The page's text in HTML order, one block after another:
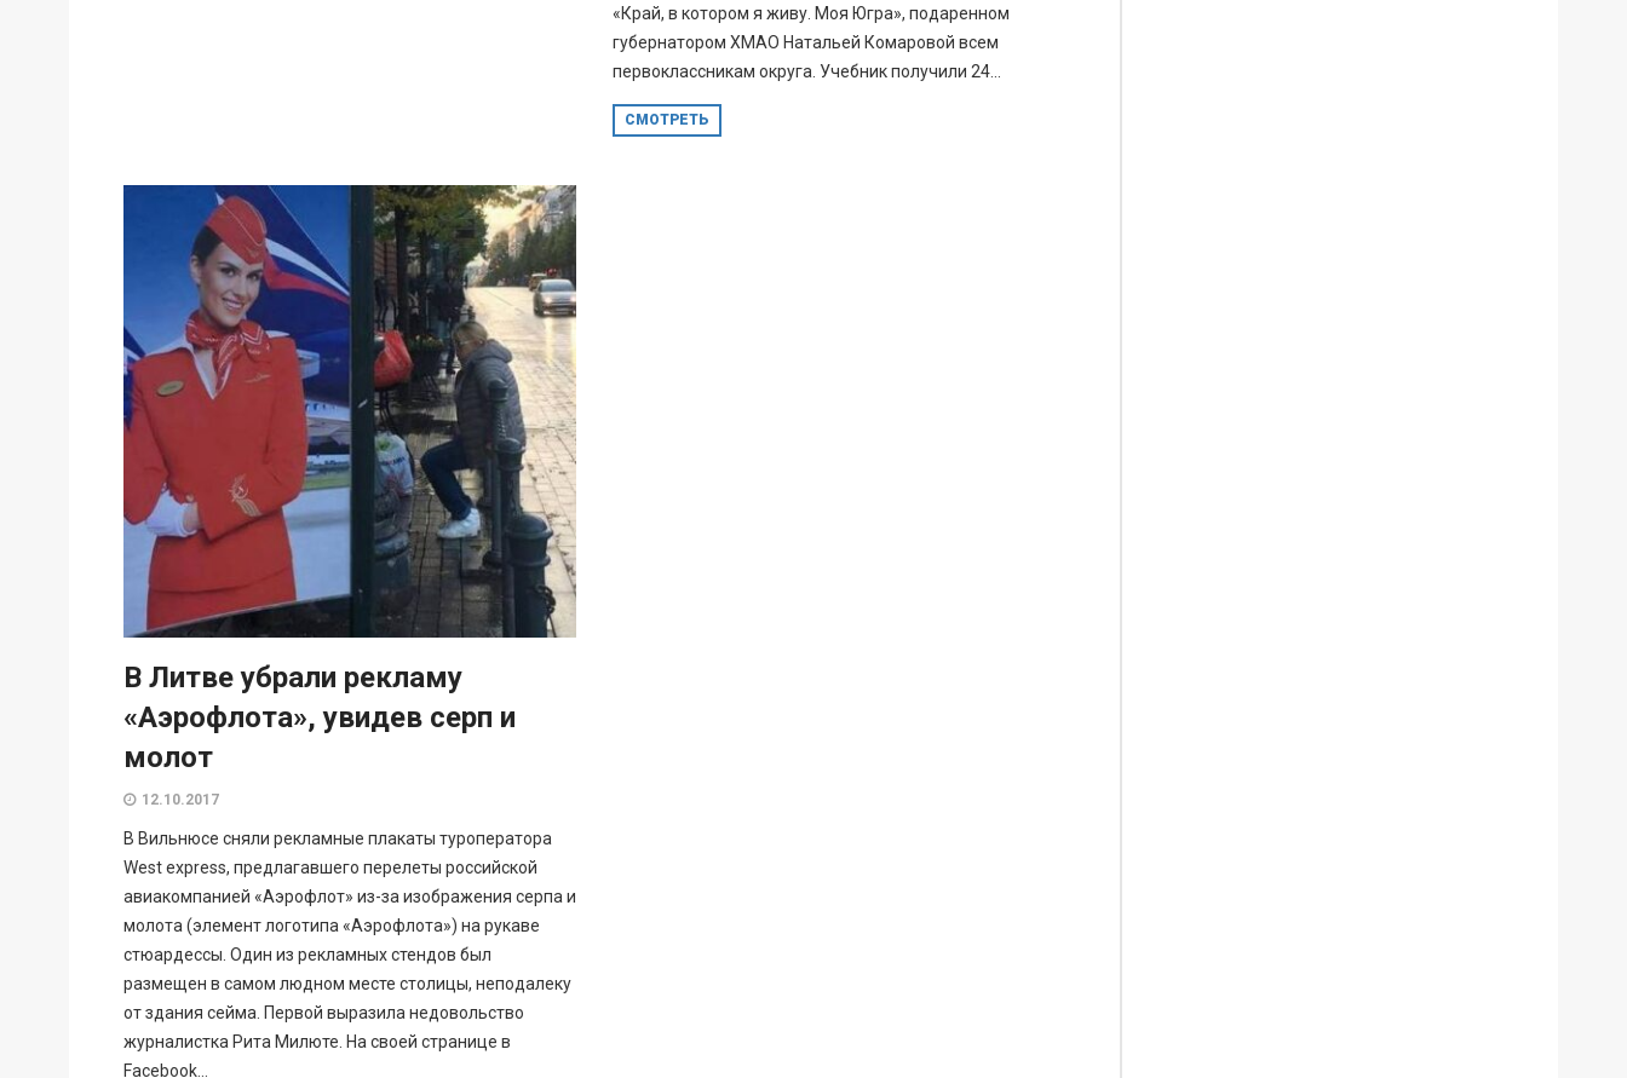
«Край, в котором я живу. Моя Югра», подаренном
губернатором ХМАО Натальей Комаровой всем
первоклассникам округа. Учебник получили 24...
СМОТРЕТЬ
В Литве убрали рекламу
«Аэрофлота», увидев серп и
молот
12.10.2017
В Вильнюсе сняли рекламные плакаты туроператора
West express, предлагавшего перелеты российской
авиакомпанией «Аэрофлот» из-за изображения серпа и
молота (элемент логотипа «Аэрофлота») на рукаве
стюардессы. Один из рекламных стендов был
размещен в самом людном месте столицы, неподалеку
от здания сейма. Первой выразила недовольство
журналистка Рита Милюте. На своей странице в
Facebook...